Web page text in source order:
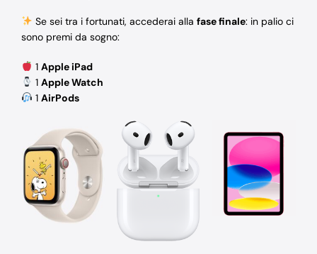
Portfolio
Blog
Se sei tra i fortunati, accederai alla fase finale: in palio ci
sono premi da sogno:
1 Apple iPad
1 Apple Watch
1 AirPods